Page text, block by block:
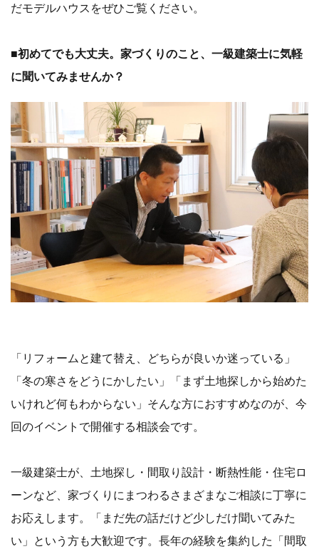
だモデルハウスをぜひご覧ください。
■初めてでも大丈夫。家づくりのこと、一級建築士に気軽
に聞いてみませんか？
「リフォームと建て替え、どちらが良いか迷っている」
「冬の寒さをどうにかしたい」「まず土地探しから始めた
いけれど何もわからない」そんな方におすすめなのが、今
回のイベントで開催する相談会です。
一級建築士が、土地探し・間取り設計・断熱性能・住宅ロ
ーンなど、家づくりにまつわるさまざまなご相談に丁寧に
お応えします。「まだ先の話だけど少しだけ聞いてみた
い」という方も大歓迎です。長年の経験を集約した「間取